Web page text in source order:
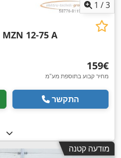
1 /3
MZN 12-75 A
‏159 ‏€
מחיר קבוע בתוספת מע"מ
התקשר
מודעה קטנה